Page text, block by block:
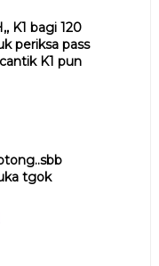
K1 bagi 120
periksa pass
K1 pun
tgok